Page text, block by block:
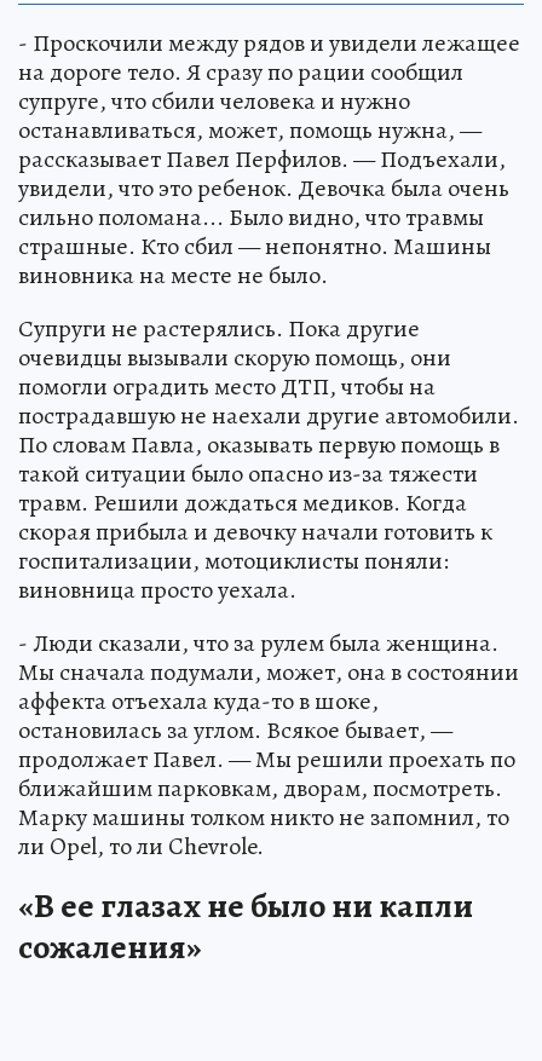
- Проскочили между рядов и увидели лежащее
на дороге тело. Я сразу по рации сообщил
супруге, что сбили человека и нужно
останавливаться, может, помощь нужна, —
рассказывает Павел Перфилов. — Подъехали,
увидели, что это ребенок. Девочка была очень
сильно поломана... Было видно, что травмы
страшные. Кто сбил — непонятно. Машины
виновника на месте не было.
Супруги не растерялись. Пока другие
очевидцы вызывали скорую помощь, они
помогли оградить место ДТП, чтобы на
пострадавшую не наехали другие автомобили.
По словам Павла, оказывать первую помощь в
такой ситуации было опасно из-за тяжести
травм. Решили дождаться медиков. Когда
скорая прибыла и девочку начали готовить к
госпитализации, мотоциклисты поняли:
виновница просто уехала.
- Люди сказали, что за рулем была женщина.
Мы сначала подумали, может, она в состоянии
аффекта отъехала куда-то в шоке,
остановилась за углом. Всякое бывает, —
продолжает Павел. — Мы решили проехать по
ближайшим парковкам, дворам, посмотреть.
Марку машины толком никто не запомнил, то
ли Opel, то ли Chevrole.
«В ее глазах не было ни капли
сожаления»